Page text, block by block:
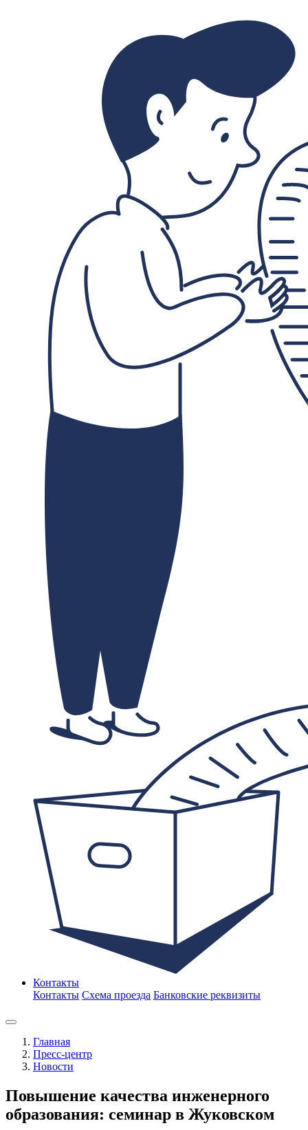
Контакты
Контакты Схема проезда Банковские реквизиты
Главная
Пресс-центр
Новости
Повышение качества инженерного
образования: семинар в Жуковском